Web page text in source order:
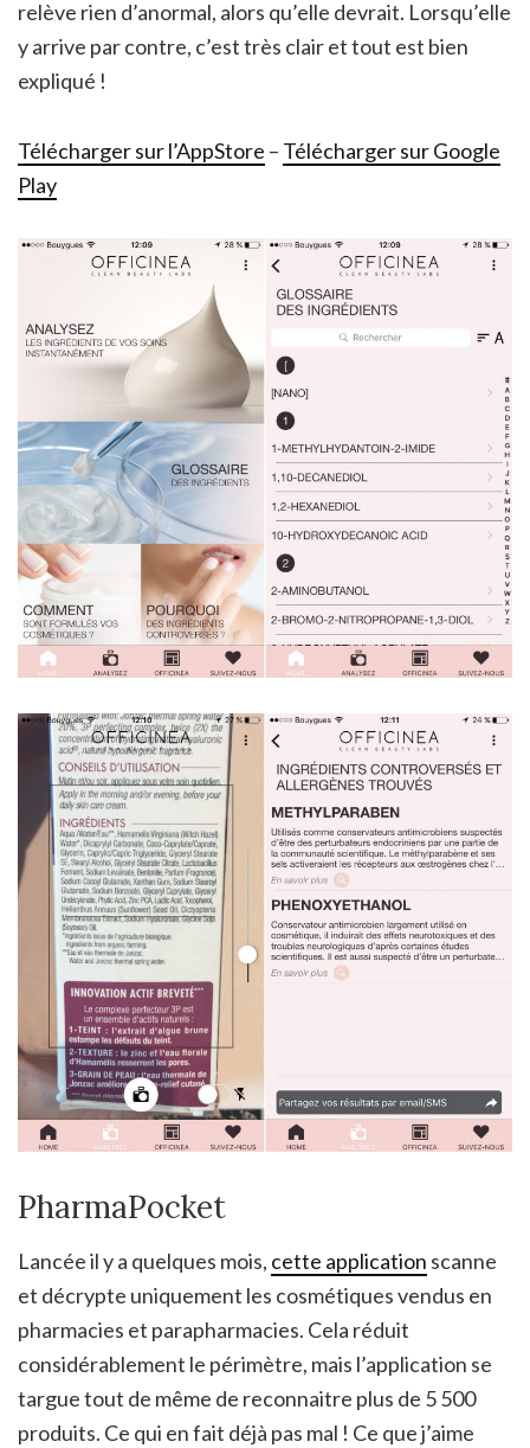
relève rien d’anormal, alors qu’elle devrait. Lorsqu’elle
y arrive par contre, c’est très clair et tout est bien
expliqué !
Télécharger sur l’AppStore – Télécharger sur Google
Play
PharmaPocket
Lancée il y a quelques mois, cette application scanne
et décrypte uniquement les cosmétiques vendus en
pharmacies et parapharmacies. Cela réduit
considérablement le périmètre, mais l’application se
targue tout de même de reconnaitre plus de 5 500
produits. Ce qui en fait déjà pas mal ! Ce que j’aime